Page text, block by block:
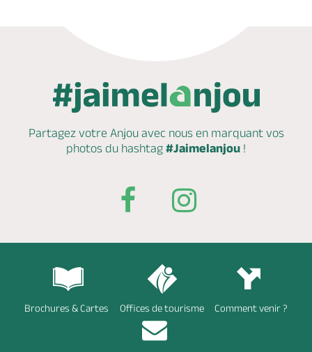
Partagez votre Anjou avec nous en marquantvos
photos du hashtag #Jaimelanjou !
Brochures & Cartes Offices de tourisme Comment venir ?